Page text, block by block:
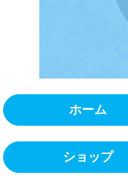
ホーム
ショップ